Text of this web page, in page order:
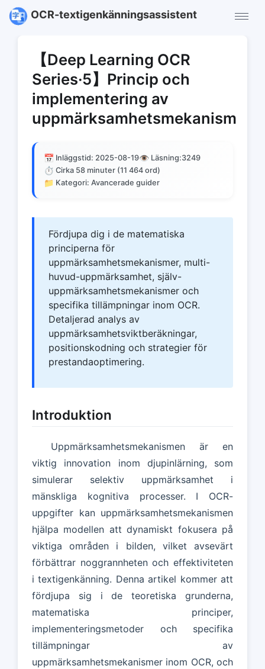
OCR-textigenkänningsassistent
【Deep Learning OCR
Series·5】Princip och
implementering av
uppmärksamhetsmekanism
📅 Inläggstid: 2025-08-19👁️ Läsning:3249
⏱️ Cirka 58 minuter (11 464 ord)
📁 Kategori: Avancerade guider
Fördjupa dig i de matematiska
principerna för
uppmärksamhetsmekanismer, multi-
huvud-uppmärksamhet, själv-
uppmärksamhetsmekanismer och
specifika tillämpningar inom OCR.
Detaljerad analys av
uppmärksamhetsviktberäkningar,
positionskodning och strategier för
prestandaoptimering.
Introduktion
Uppmärksamhetsmekanismen är en
viktig innovation inom djupinlärning, som
simulerar selektiv uppmärksamhet i
mänskliga kognitiva processer. I OCR-
uppgifter kan uppmärksamhetsmekanismen
hjälpa modellen att dynamiskt fokusera på
viktiga områden i bilden, vilket avsevärt
förbättrar noggrannheten och effektiviteten
i textigenkänning. Denna artikel kommer att
fördjupa sig i de teoretiska grunderna,
matematiska principer,
implementeringsmetoder och specifika
tillämpningar av
uppmärksamhetsmekanismer inom OCR, och